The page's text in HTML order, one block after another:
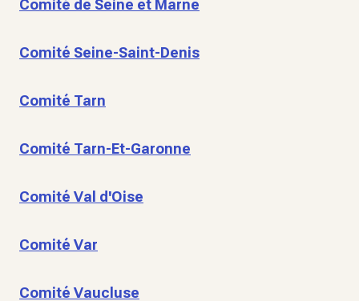
Comité de Seine et Marne
Comité Seine-Saint-Denis
Comité Tarn
Comité Tarn-Et-Garonne
Comité Val d'Oise
Comité Var
Comité Vaucluse